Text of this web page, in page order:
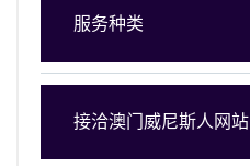
服务种类
接洽澳门威尼斯人网站